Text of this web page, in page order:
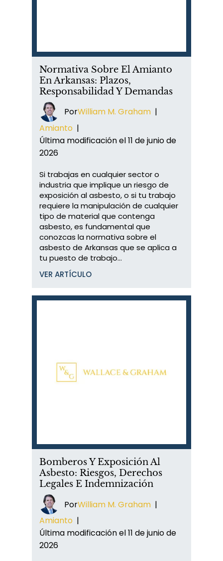
Normativa Sobre El Amianto
En Arkansas: Plazos,
Responsabilidad Y Demandas
PorWilliam M. Graham |
Amianto |
Última modificación el 11 de junio de
2026
Si trabajas en cualquier sector o
industria que implique un riesgo de
exposición al asbesto, o si tu trabajo
requiere la manipulación de cualquier
tipo de material que contenga
asbesto, es fundamental que
conozcas la normativa sobre el
asbesto de Arkansas que se aplica a
tu puesto de trabajo...
VER ARTÍCULO
Bomberos Y Exposición Al
Asbesto: Riesgos, Derechos
Legales E Indemnización
PorWilliam M. Graham |
Amianto |
Última modificación el 11 de junio de
2026